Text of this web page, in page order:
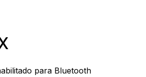
para Bluetooth